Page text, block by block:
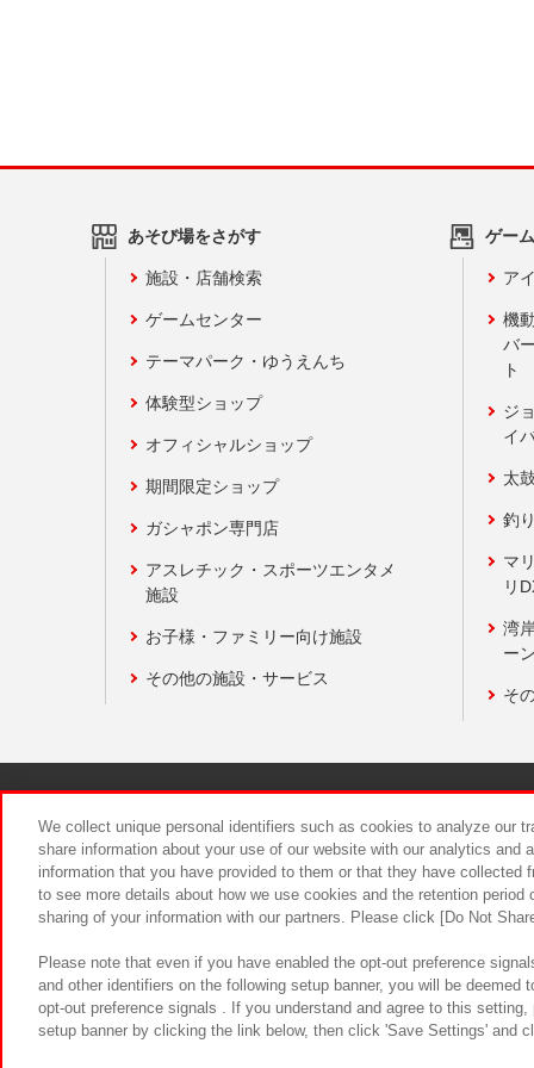
あそび場をさがす
施設・店舗検索
ゲームセンター
テーマパーク・ゆうえんち
体験型ショップ
オフィシャルショップ
期間限定ショップ
ガシャポン専門店
アスレチック・スポーツエンタメ
施設
お子様・ファミリー向け施設
その他の施設・サービス
ゲー
ア
機
バ
ト
ジ
イ
太
釣
マ
リ
湾
ー
そ
食品のご
We collect unique personal identifiers such as cookies to analyze our
share information about your use of our website with our analytics and
information that you have provided to them or that they have
to see more details about how we use cookies and the retention
sharing of your information with our partners. Please click [Do Not
Please note that even if you have enabled the opt-out preference
and other identifiers on the following setup banner, you will be
opt-out preference signals . If you understand and agree to this
setup banner by clicking the link below, then click 'Save Settings' and